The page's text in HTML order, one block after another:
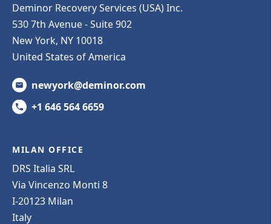
Deminor Recovery Services (USA) Inc.
530 7th Avenue - Suite 902
New York, NY 10018
United States of America
newyork@deminor.com
+1 646 564 6659
MILAN OFFICE
DRS Italia SRL
Via Vincenzo Monti 8
I-20123 Milan
Italy